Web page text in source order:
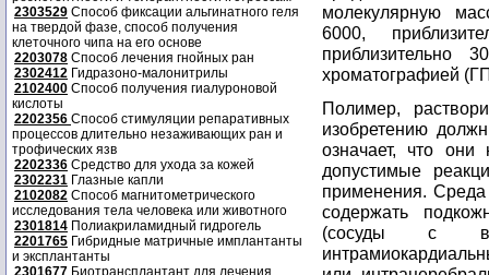
2303529 Способ фиксации альгинатного геля
на твердой фазе, способ получения
клеточного чипа на его основе
2203078 Способ лечения гнойных ран
2302412 Гидразоно-малонитрилы
2102400 Способ получения гиалуроновой
кислоты
2202356 Способ стимуляции репаративных
процессов длительно незаживающих ран и
трофических язв
2202336 Средство для ухода за кожей
2302231 Глазные капли
2102082 Способ магнитометрического
исследования тела человека или животного
2301814 Полиакриламидный гидрогель
2201765 Гибридные матричные имплантанты
и эксплантанты
2301677 Биотрансплантант для лечения
молекулярную
6000,
приблизительно
хроматографией
Полимер,
изобретению
означает, что
допустимые
применения.
содержать
(сосуды с